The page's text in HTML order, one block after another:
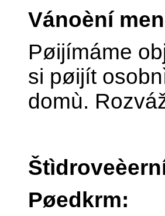
Vánoèní
Pøijímáme
si pøijít
domù.
Pøedkrm: